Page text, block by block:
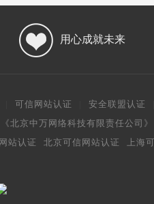
用心成就未来
可信网站认证 安全联盟认证
北京中万网络科技有限责任公司
站认证 北京可信网站认证
上海